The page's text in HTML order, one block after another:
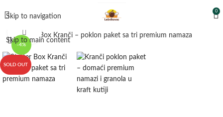
Skip to navigation
Skip to main content
0
-4%
SOLD OUT
Click to enlarge